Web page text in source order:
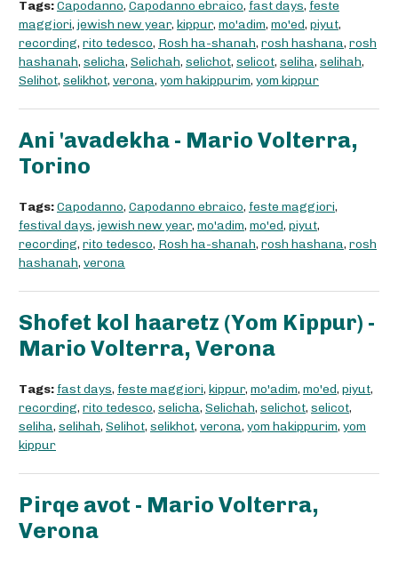
Tags:Capodanno, Capodanno ebraico, fast days, feste
maggiori, jewish new year, kippur, mo'adim, mo'ed, piyut,
recording, rito tedesco, Rosh ha-shanah, rosh hashana, rosh
hashanah, selicha, Selichah, selichot, selicot, seliha, selihah,
Selihot, selikhot, verona, yom hakippurim, yom kippur
Ani 'avadekha - Mario Volterra,
Torino
Tags:Capodanno, Capodanno ebraico, feste maggiori,
festival days, jewish new year, mo'adim, mo'ed, piyut,
recording, rito tedesco, Rosh ha-shanah, rosh hashana, rosh
hashanah, verona
Shofet kol haaretz (Yom Kippur) -
Mario Volterra, Verona
Tags: fast days, feste maggiori, kippur, mo'adim, mo'ed, piyut,
recording, rito tedesco, selicha, Selichah, selichot, selicot,
seliha, selihah, Selihot, selikhot, verona, yom hakippurim, yom
kippur
Pirqe avot - Mario Volterra,
Verona